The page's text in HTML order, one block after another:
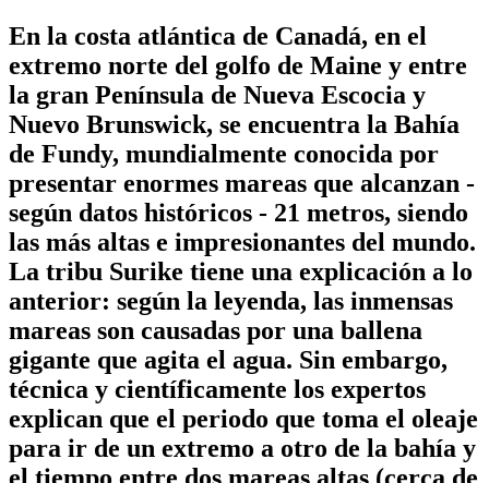
En la costa atlántica de Canadá, en el
extremo norte del golfo de Maine y entre
la gran Península de Nueva Escocia y
Nuevo Brunswick, se encuentra la Bahía
de Fundy, mundialmente conocida por
presentar enormes mareas que alcanzan -
según datos históricos - 21 metros, siendo
las más altas e impresionantes del mundo.
La tribu Surike tiene una explicación a lo
anterior: según la leyenda, las inmensas
mareas son causadas por una ballena
gigante que agita el agua. Sin embargo,
técnica y científicamente los expertos
explican que el periodo que toma el oleaje
para ir de un extremo a otro de la bahía y
el tiempo entre dos mareas altas (cerca de